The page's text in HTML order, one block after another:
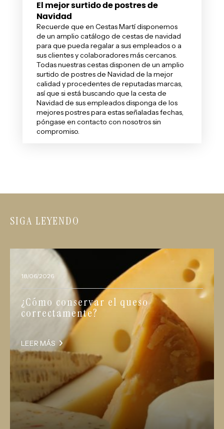
El mejor surtido de postres de
Navidad
Recuerde que en Cestas Martí disponemos
de un amplio catálogo decestas de navidad
para que pueda regalar a sus empleados o a
sus clientes y colaboradores más cercanos.
Todas nuestras cestas disponen de un amplio
surtido de postres de Navidad de la mejor
calidad y procedentes de reputadas marcas,
así que si está buscando que la cesta de
Navidad de sus empleados disponga de los
mejores postres para estas señaladas fechas,
póngase en contacto con nosotros sin
compromiso.
SIGA LEYENDO
18/06/2026
¿Cómo conservar el queso
correctamente?
LEER MÁS